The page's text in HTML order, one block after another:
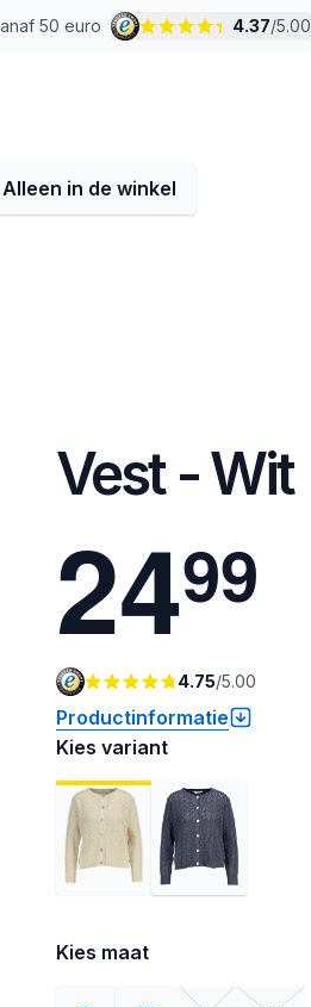
50 euro 4.37/5.00
Alleen in de winkel
Vest - Wit
2499
4.75/5.00
Productinformatie
Kies variant
Kies maat